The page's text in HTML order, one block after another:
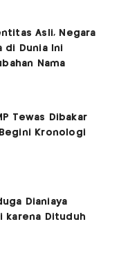
Asli, Negara
di Dunia Ini
Nama
Tewas Dibakar
Kronologi
Dianiaya
karena Dituduh